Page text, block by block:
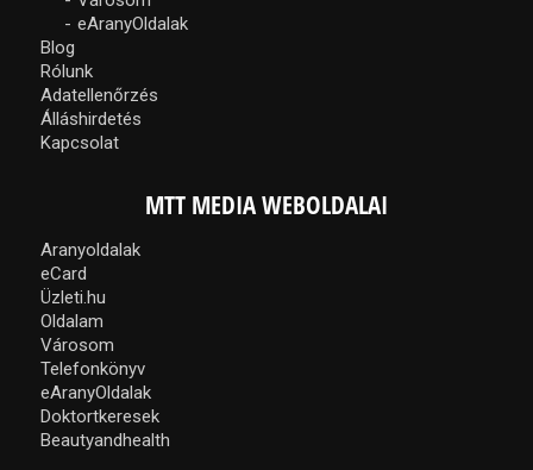
eAranyOldalak
Blog
Rólunk
Adatellenőrzés
Álláshirdetés
Kapcsolat
MTT MEDIA WEBOLDALAI
Aranyoldalak
eCard
Üzleti.hu
Oldalam
Városom
Telefonkönyv
eAranyOldalak
Doktortkeresek
Beautyandhealth